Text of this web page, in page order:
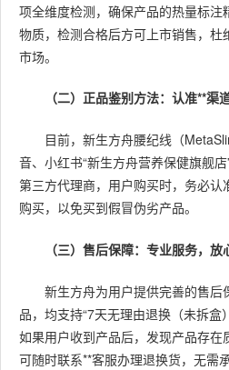
项全维度检测，确保产品的热量标注
物质，检测合格后方可上市销售，杜
市场。
（二）正品鉴别方法：认准**渠
目前，新生方舟腰纪线（
音、小红书“新生方舟营养保健旗舰
第三方代理商，用户购买时，务必认
购买，以免买到假冒伪劣产品。
（三）售后保障：专业服务，放
新生方舟为用户提供完善的售后
品，均支持“7天无理由退换（未拆盒
如果用户收到产品后，发现产品存在
可随时联系**客服办理退换货，无需